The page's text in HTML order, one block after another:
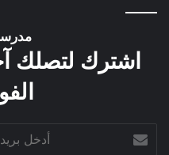
اشترك لتصلك
بريدك